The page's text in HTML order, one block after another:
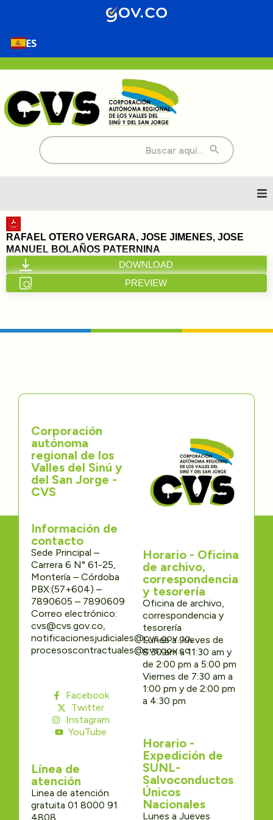
ES
Buscar:
Inicio
Nosotros
Directorios
Contáctenos
RAFAEL OTERO VERGARA, JOSE JIMENES, JOSE
MANUEL BOLAÑOS PATERNINA
DOWNLOAD
PREVIEW
Corporación
autónoma
regional de los
Valles del Sinú y
del San Jorge -
CVS
Información de
contacto
Sede Principal –
Carrera 6 N° 61-25,
Montería – Córdoba
PBX:(57+604) –
7890605 – 7890609
Correo electrónico:
cvs@cvs.gov.co,
notificacionesjudiciales@cvs.gov.co,
procesoscontractuales@cvs.gov.co
Facebook
Twitter
Instagram
YouTube
Línea de
atención
Linea de atención
gratuita 01 8000 91
4808
Horario - Oficina
de archivo,
correspondencia
y tesorería
Oficina de archivo,
correspondencia y
tesorería
Lunes a Jueves de
8:30 am a 11:30 am y
de 2:00 pm a 5:00 pm
Viernes de 7:30 am a
1:00 pm y de 2:00 pm
a 4:30 pm
Horario -
Expedición de
SUNL-
Salvoconductos
Únicos
Nacionales
Lunes a Jueves